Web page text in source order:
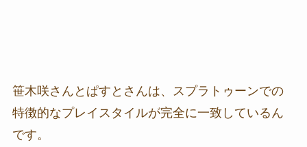
笹木咲さんとぱすとさんは、スプラトゥーンでの
特徴的なプレイスタイルが完全に一致しているん
です。